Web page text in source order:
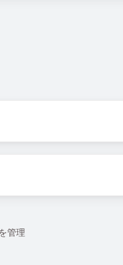
管理